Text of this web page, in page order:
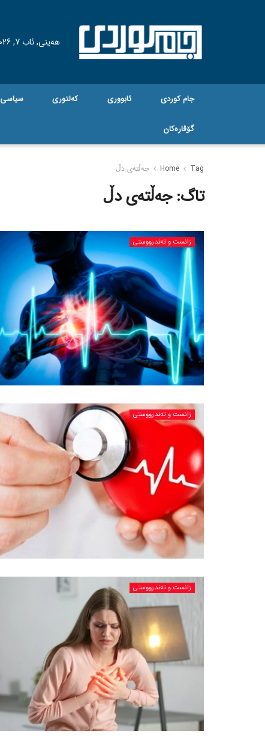
هه‌ینی, ئاب 7, 2026
جام کوردی ئابووری کەلتوری سیاسی
گۆڤاره‌کان
Home Tag جەڵتەی دڵ
تاگ:جەڵتەی دڵ
زانست و تەندرووستی
زانست و تەندرووستی
زانست و تەندرووستی